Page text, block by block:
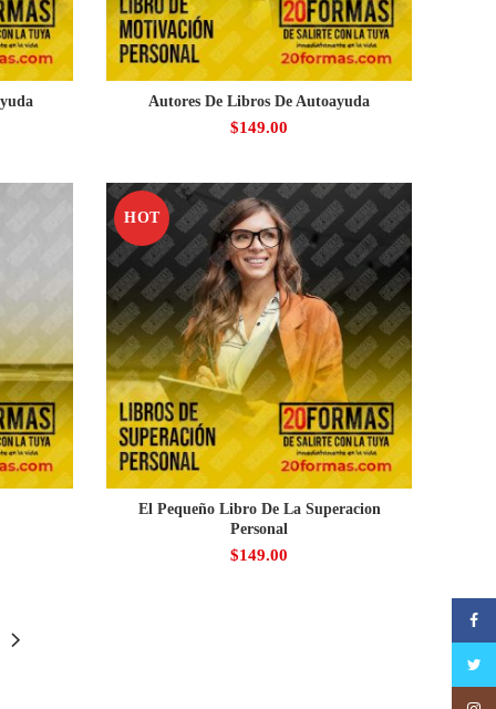
Autores De Libros De Autoayuda
$149.00
HOT
El Pequeño Libro De La Superacion
Personal
$149.00